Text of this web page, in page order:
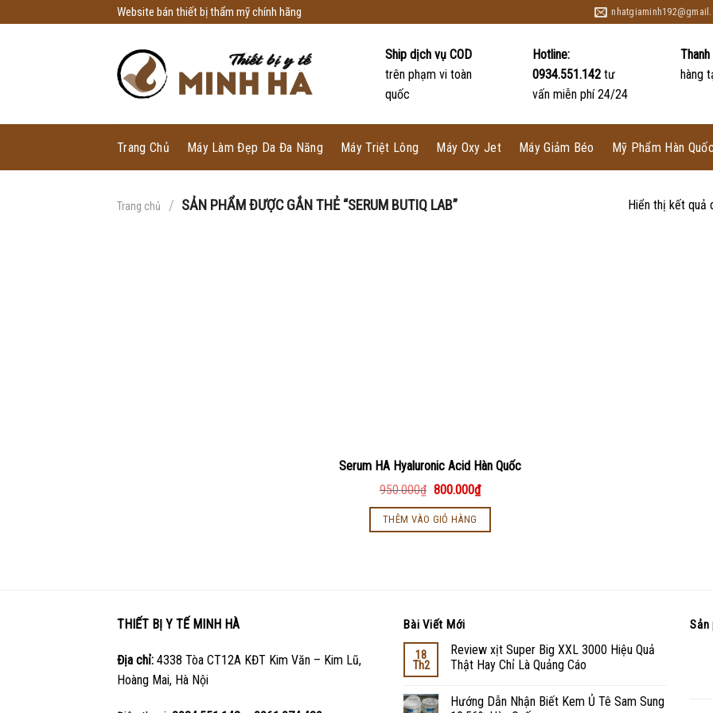
to
Website bán thiết bị thẩm mỹ chính hãng
Ship dịch vụ COD
trên phạm vi toàn
quốc
Hotline:
0934.551.142 tư
vấn miễn phí 24/24
hàng
Trang Chủ Máy Làm Đẹp Da Đa Năng Máy Triệt Lông Máy Oxy Jet Máy Giảm Béo Mỹ Phẩm Hàn
Trang chủ / SẢN PHẨM ĐƯỢC GẮN THẺ “SERUM BUTIQ LAB” Hiển thị kết quả
Serum HA Hyaluronic Acid Hàn Quốc
950.000₫ 800.000₫
THÊM VÀO GIỎ HÀNG
THIẾT BỊ Y TẾ MINH HÀ
Địa chỉ: 4338 Tòa CT12A KĐT Kim Văn – Kim Lũ,
Hoàng Mai, Hà Nội
Bài Viết Mới
18
Th2
Review xịt Super Big XXL 3000 Hiệu Quả
Thật Hay Chỉ Là Quảng Cáo
Hướng Dẫn Nhận Biết Kem Ủ Tê Sam Sung
Sản